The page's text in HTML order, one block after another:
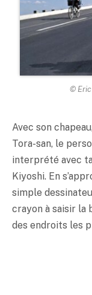
© Eric
Avec son
Tora-san, le
interprété avec
Kiyoshi. En
simple
crayon à saisir la
des endroits les